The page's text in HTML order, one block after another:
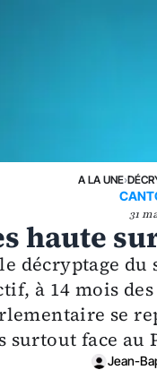
A LA UNE›
31
haute
décryptage
à 14 mois
se
face au
Jean-